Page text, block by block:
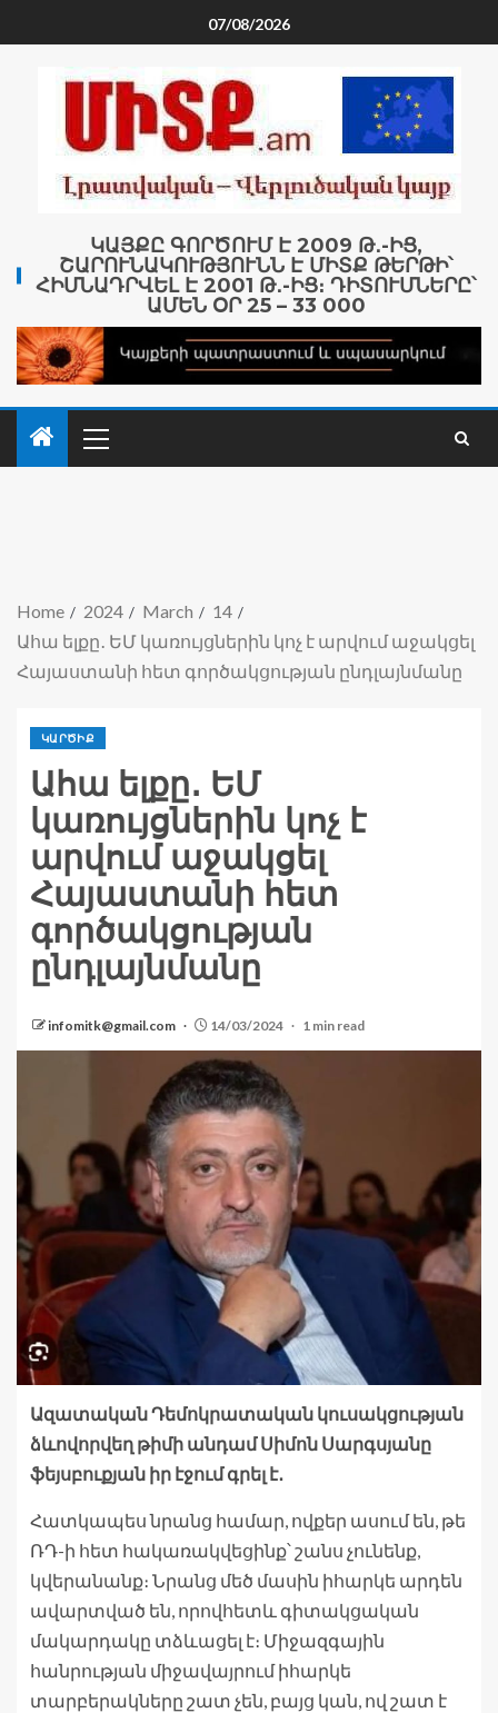
07/08/2026
ԿԱՅՔԸ ԳՈՐԾՈՒՄ Է 2009 Թ․-ԻՑ,
ՇԱՐՈՒՆԱԿՈՒԹՅՈՒՆՆ Է ՄԻՏՔ ԹԵՐԹԻ՝
ՀԻՄՆԱԴՐՎԵԼ Է 2001 Թ․-ԻՑ։ ԴԻՏՈՒՄՆԵՐԸ՝
ԱՄԵՆ ՕՐ 25 – 33 000
Home 2024 March
14
Ահա ելքը․ ԵՄ կառույցներին կոչ է արվում աջակցել
Հայաստանի հետ գործակցության ընդլայնմանը
ԿԱՐԾԻՔ
Ահա ելքը․ ԵՄ
կառույցներին կոչ է
արվում աջակցել
Հայաստանի հետ
գործակցության
ընդլայնմանը
infomitk@gmail.com 14/03/2024 1 min read
Ազատական Դեմոկրատական կուսակցության
ձևովորվեղ թիմի անդամ Սիմոն Սարգսյանը
ֆեյսբուքյան իր էջում գրել է․
Հատկապես նրանց համար, ովքեր ասում են, թե
ՌԴ-ի հետ հակառակվեցինք՝ շանս չունենք,
կվերանանք։ Նրանց մեծ մասին իհարկե արդեն
ավարտված են, որովհետև գիտակցական
մակարդակը տձևացել է։ Միջազգային
հանրության միջավայրում իհարկե
տարբերակները շատ չեն, բայց կան, ով շատ է